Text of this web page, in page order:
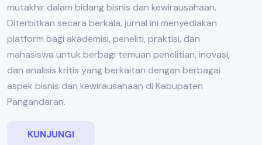
mutakhir dalam bidang bisnis dan kewirausahaan.
Diterbitkan secara berkala, jurnal ini menyediakan
platform bagi akademisi, peneliti, praktisi, dan
mahasiswa untuk berbagi temuan penelitian, inovasi,
dan analisis kritis yang berkaitan dengan berbagai
aspek bisnis dan kewirausahaan di Kabupaten
Pangandaran.
KUNJUNGI